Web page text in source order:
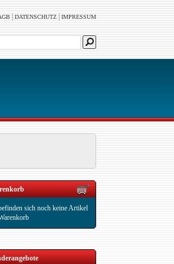
|DATENSCHUTZ|IMPRESSUM
sich noch keine Artikel